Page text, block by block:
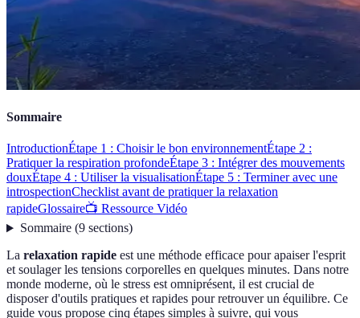
Sommaire
IntroductionÉtape 1 : Choisir le bon environnementÉtape 2 :
Pratiquer la respiration profondeÉtape 3 : Intégrer des mouvements
douxÉtape 4 : Utiliser la visualisationÉtape 5 : Terminer avec une
introspectionChecklist avant de pratiquer la relaxation
rapideGlossaire📺 Ressource Vidéo
Sommaire(9 sections)
La relaxation rapide est une méthode efficace pour apaiser l'esprit
et soulager les tensions corporelles en quelques minutes. Dans notre
monde moderne, où le stress est omniprésent, il est crucial de
disposer d'outils pratiques et rapides pour retrouver un équilibre. Ce
guide vous propose cinq étapes simples à suivre, qui vous